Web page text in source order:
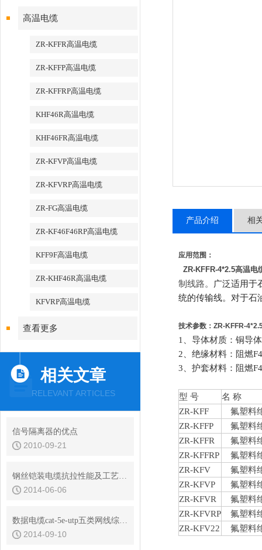
高温电缆
ZR-KFFR高温电缆
ZR-KFFP高温电缆
ZR-KFFRP高温电缆
KHF46R高温电缆
KHF46FR高温电缆
ZR-KFVP高温电缆
ZR-KFVRP高温电缆
ZR-FG高温电缆
ZR-KF46F46RP高温电缆
KFF9F高温电缆
ZR-KHF46R高温电缆
KFVRP高温电缆
查看更多
相关文章
RELEVANT ARTICLES
信号隔离器的优点
2010-09-21
钢丝铠装电缆抗拉性能及工艺参数
2014-06-06
数据电缆cat-5e-utp五类网线综合布线规范
2014-09-10
产品介绍 相
应用范围：
ZR-KFFR-4*2.5高温电
制线路。
广泛适用于
统的传输线。对于石
技术参数： ZR-KFFR-
1、导体材质：铜导
2、绝缘材料： 阻燃
3、护套材料： 阻燃
型 号
名 称
ZR-KFF
氟塑料
ZR-KFFP
氟塑料
ZR-KFFR
氟塑料
ZR-KFFRP
氟塑料
ZR-KFV
氟塑料
ZR-KFVP
氟塑料
ZR-KFVR
氟塑料
ZR-KFVRP 氟塑料
ZR-KFV22 氟塑料